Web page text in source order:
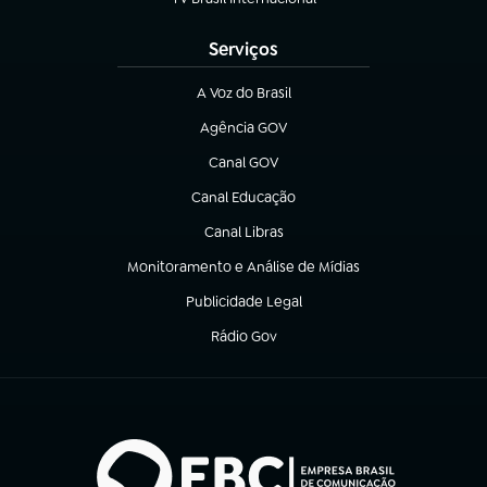
(abre em nova aba)
Serviços
A Voz do Brasil
(abre em nova aba)
Agência GOV
(abre em nova aba)
Canal GOV
(abre em nova aba)
Canal Educação
(abre em nova aba)
Canal Libras
(abre em nova aba)
Monitoramento e Análise de Mídias
(abre em nova aba)
Publicidade Legal
(abre em nova aba)
Rádio Gov
(abre em nova aba)